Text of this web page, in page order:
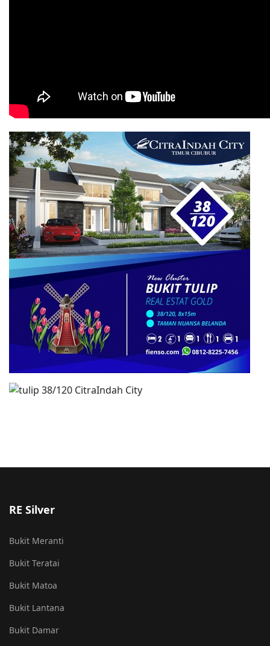
RE Silver
Bukit Meranti
Bukit Teratai
Bukit Matoa
Bukit Lantana
Bukit Damar